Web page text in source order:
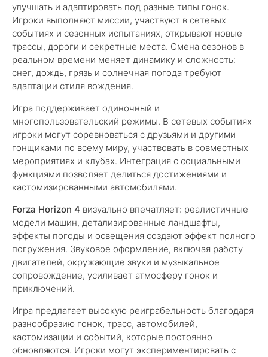
улучшать и адаптировать под разные типы гонок.
Игроки выполняют миссии, участвуют в сетевых
событиях и сезонных испытаниях, открывают новые
трассы, дороги и секретные места. Смена сезонов в
реальном времени меняет динамику и сложность:
снег, дождь, грязь и солнечная погода требуют
адаптации стиля вождения.
Игра поддерживает одиночный и
многопользовательский режимы. В сетевых событиях
игроки могут соревноваться с друзьями и другими
гонщиками по всему миру, участвовать в совместных
мероприятиях и клубах. Интеграция с социальными
функциями позволяет делиться достижениями и
кастомизированными автомобилями.
Forza Horizon 4 визуально впечатляет: реалистичные
модели машин, детализированные ландшафты,
эффекты погоды и освещения создают эффект полного
погружения. Звуковое оформление, включая работу
двигателей, окружающие звуки и музыкальное
сопровождение, усиливает атмосферу гонок и
приключений.
Игра предлагает высокую реиграбельность благодаря
разнообразию гонок, трасс, автомобилей,
кастомизации и событий, которые постоянно
обновляются. Игроки могут экспериментировать с